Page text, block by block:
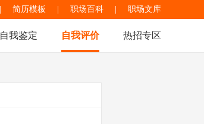
简历模板 职场百科 职场文库
自我鉴定 自我评价 热招专区